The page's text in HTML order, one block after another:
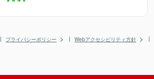
プライバシーポリシー Webアクセシビリティ方針